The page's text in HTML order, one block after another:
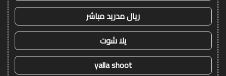
ريال مدريد مباشر
يلا شوت
yalla shoot